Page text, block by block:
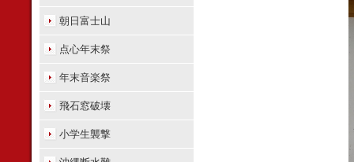
朝日富士山
点心年末祭
年末音楽祭
飛石窓破壊
小学生襲撃